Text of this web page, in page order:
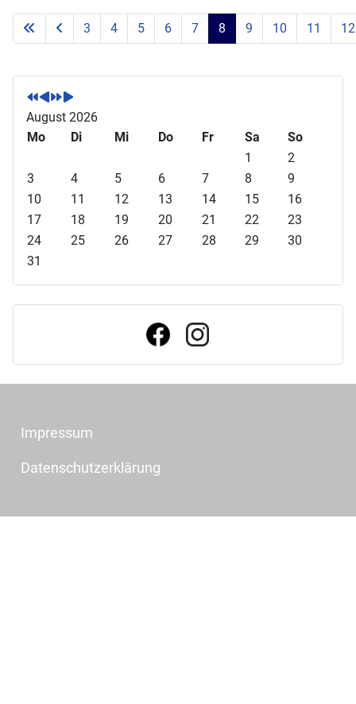
3 4 5 6 7 8 9 10 11 12
V
o
r
h
r
i
g
s
J
a
h
V
o
r
h
i
g
r
o
n
N
ä
c
r
N
ä
c
a
t
August 2026
Mo
Di Mi Do Fr Sa
So
1
2
3
4 5 6 7 8
9
10
11 12 13 14 15
16
17
18 19 20 21 22
23
24
25 26 27 28 29
30
31
Impressum
Datenschutzerklärung